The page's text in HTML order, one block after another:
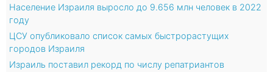
Население Израиля выросло до 9.656 млн человек в 2022
году
ЦСУ опубликовало список самых быстрорастущих
городов Израиля
Израиль поставил рекорд по числу репатриантов